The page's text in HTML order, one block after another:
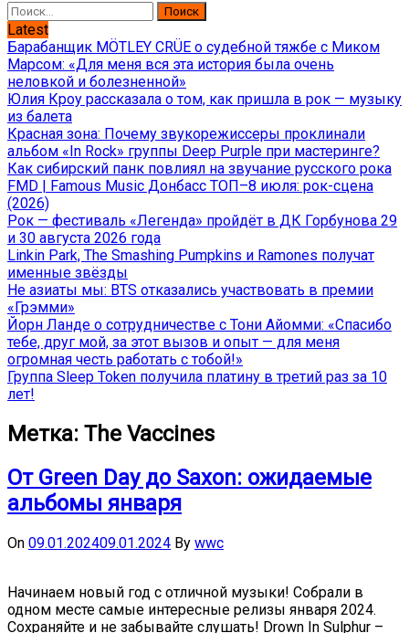
Найти:
Latest
Барабанщик MÖTLEY CRÜE о судебной тяжбе с Миком
Марсом: «Для меня вся эта история была очень
неловкой и болезненной»
Юлия Кроу рассказала о том, как пришла в рок — музыку
из балета
Красная зона: Почему звукорежиссеры проклинали
альбом «In Rock» группы Deep Purple при мастеринге?
Как сибирский панк повлиял на звучание русского рока
FMD | Famous Music Донбасс ТОП–8 июля: рок-сцена
(2026)
Рок — фестиваль «Легенда» пройдёт в ДК Горбунова 29
и 30 августа 2026 года
Linkin Park, The Smashing Pumpkins и Ramones получат
именные звёзды
Не азиаты мы: BTS отказались участвовать в премии
«Грэмми»
Йорн Ланде о сотрудничестве с Тони Айомми: «Спасибо
тебе, друг мой, за этот вызов и опыт — для меня
огромная честь работать с тобой!»
Группа Sleep Token получила платину в третий раз за 10
лет!
Метка: The Vaccines
От Green Day до Saxon: ожидаемые
альбомы января
On 09.01.202409.01.2024 By wwc
Начинаем новый год с отличной музыки! Собрали в
одном месте самые интересные релизы января 2024.
Сохраняйте и не забывайте слушать! Drown In Sulphur –